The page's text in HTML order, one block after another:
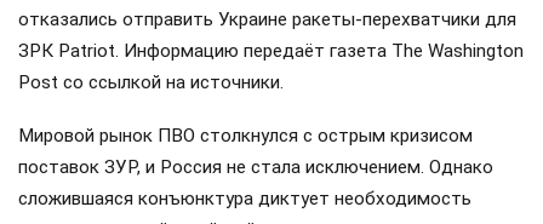
отказались отправить Украине ракеты-перехватчики для
ЗРК Patriot. Информацию передаёт газета The Washington
Post со ссылкой на источники.
Мировой рынок ПВО столкнулся с острым кризисом
поставок ЗУР, и Россия не стала исключением. Однако
сложившаяся конъюнктура диктует необходимость